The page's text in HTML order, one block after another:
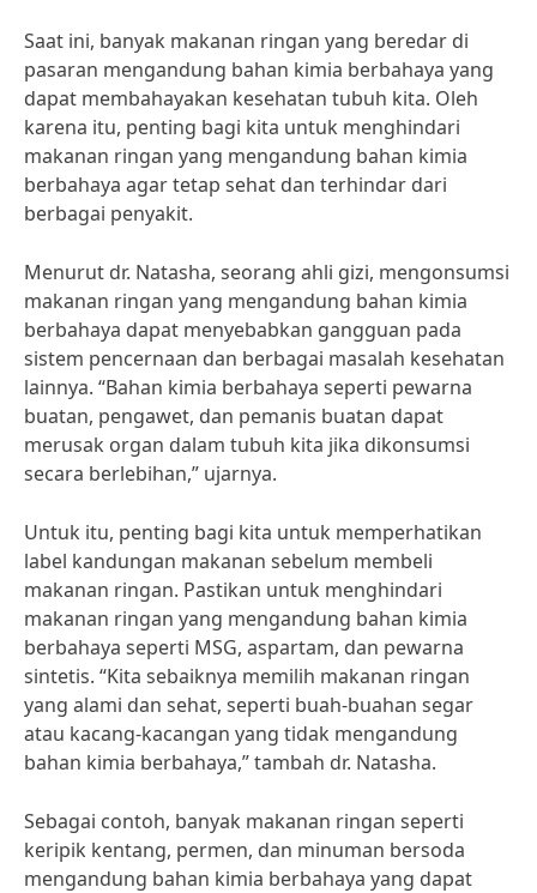
Saat ini, banyak makanan ringan yang beredar di
pasaran mengandung bahan kimia berbahaya yang
dapat membahayakan kesehatan tubuh kita. Oleh
karena itu, penting bagi kita untuk menghindari
makanan ringan yang mengandung bahan kimia
berbahaya agar tetap sehat dan terhindar dari
berbagai penyakit.
Menurut dr. Natasha, seorang ahli gizi, mengonsumsi
makanan ringan yang mengandung bahan kimia
berbahaya dapat menyebabkan gangguan pada
sistem pencernaan dan berbagai masalah kesehatan
lainnya. “Bahan kimia berbahaya seperti pewarna
buatan, pengawet, dan pemanis buatan dapat
merusak organ dalam tubuh kita jika dikonsumsi
secara berlebihan,” ujarnya.
Untuk itu, penting bagi kita untuk memperhatikan
label kandungan makanan sebelum membeli
makanan ringan. Pastikan untuk menghindari
makanan ringan yang mengandung bahan kimia
berbahaya seperti MSG, aspartam, dan pewarna
sintetis. “Kita sebaiknya memilih makanan ringan
yang alami dan sehat, seperti buah-buahan segar
atau kacang-kacangan yang tidak mengandung
bahan kimia berbahaya,” tambah dr. Natasha.
Sebagai contoh, banyak makanan ringan seperti
keripik kentang, permen, dan minuman bersoda
mengandung bahan kimia berbahaya yang dapat